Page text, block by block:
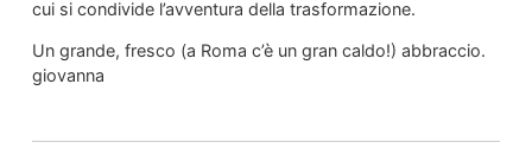
cui si condivide l’avventura della trasformazione.
Un grande, fresco (a Roma c’è un gran caldo!) abbraccio.
giovanna